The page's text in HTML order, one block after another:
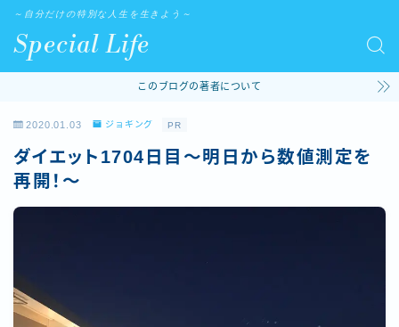
Special Life
～自分だけの特別な人生を生きよう～
このブログの著者について
2020.01.03 ジョギング PR
ダイエット1704日目〜明日から数値測定を
再開！〜